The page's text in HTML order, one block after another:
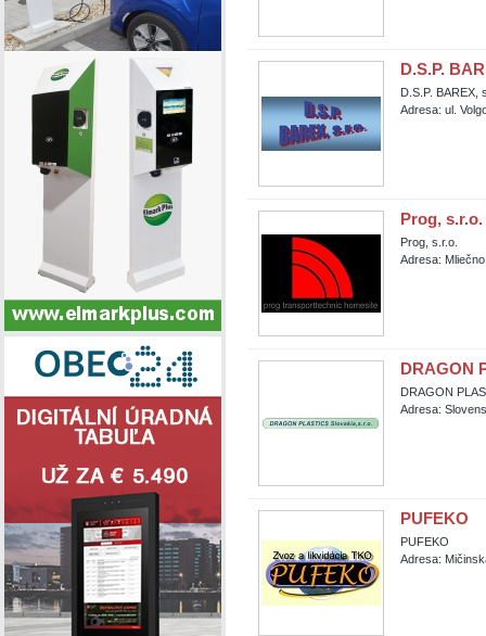
D.S.P.
D.S.P. BAREX,
Adresa: ul.
Prog, s.r.o.
Prog, s.r.o.
Adresa:
DRAGON
DRAGON
Adresa:
PUFEKO
PUFEKO
Adresa: